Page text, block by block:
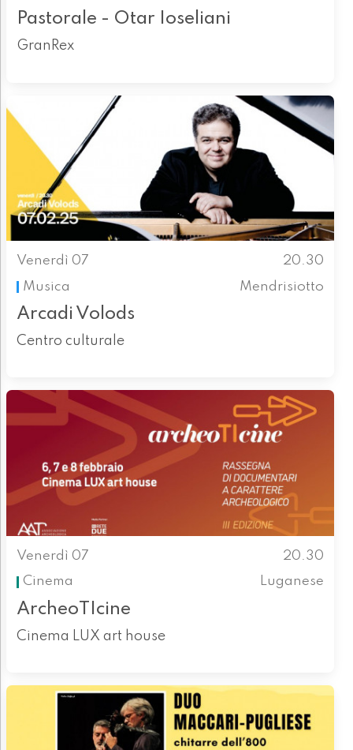
Pastorale - Otar Ioseliani
GranRex
Venerdì 07
20.30
Musica
Mendrisiotto
Arcadi Volods
Centro culturale
Venerdì 07
20.30
Cinema
Luganese
ArcheoTIcine
Cinema LUX art house